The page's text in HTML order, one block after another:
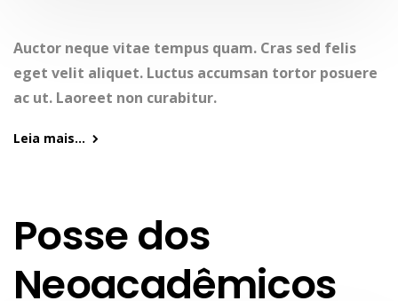
Auctor neque vitae tempus quam. Cras sed felis
eget velit aliquet. Luctus accumsan tortor posuere
ac ut. Laoreet non curabitur.
Leia mais...
Posse dos
Neoacadêmicos